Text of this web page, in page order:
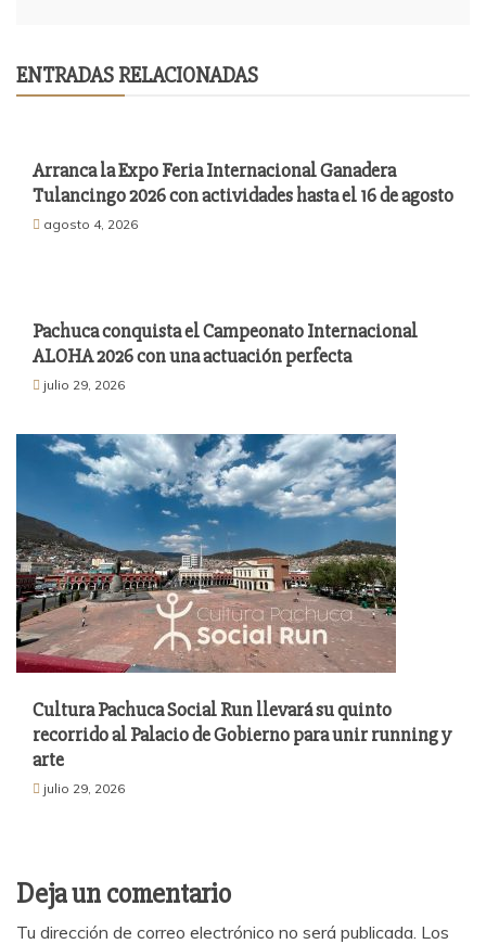
ENTRADAS RELACIONADAS
Arranca la Expo Feria Internacional Ganadera
Tulancingo 2026 con actividades hasta el 16 de agosto
agosto 4, 2026
Pachuca conquista el Campeonato Internacional
ALOHA 2026 con una actuación perfecta
julio 29, 2026
Cultura Pachuca Social Run llevará su quinto
recorrido al Palacio de Gobierno para unir running y
arte
julio 29, 2026
Deja un comentario
Tu dirección de correo electrónico no será publicada. Los